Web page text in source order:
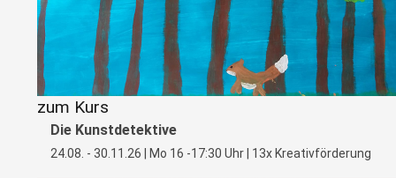
zum Kurs
Die Kunstdetektive
24.08. - 30.11.26 | Mo 16 -17:30 Uhr | 13x Kreativförderung